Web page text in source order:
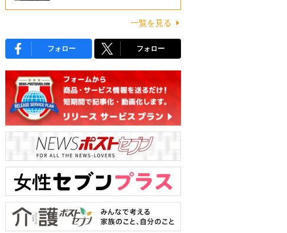
一覧を見る
フォロー フォロー